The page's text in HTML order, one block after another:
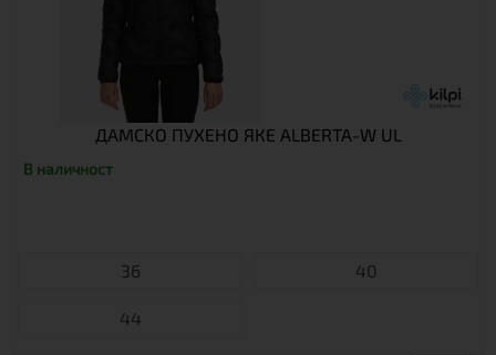
ДАМСКО ПУХЕНО ЯКЕ ALBERTA-W UL
В наличност
36 40
44